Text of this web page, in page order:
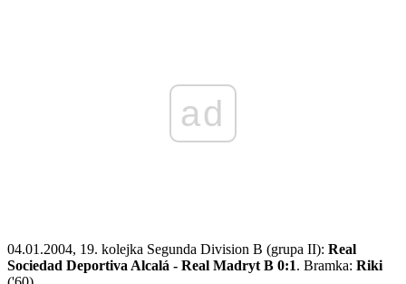
ad
04.01.2004, 19. kolejka Segunda Division B (grupa II): Real
Sociedad Deportiva Alcalá - Real Madryt B 0:1. Bramka: Riki